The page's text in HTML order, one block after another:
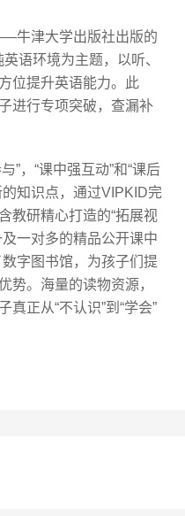
牛津大学出版社出版的
语环境为主题，以听、
位提升英语能力。此
进行专项突破，查漏补
”，“课中强互动”和“课后
知识点，通过VIPKID完
教研精心打造的“拓展视
一对多的精品公开课中
字图书馆，为孩子们提
势。海量的读物资源，
正从“不认识”到“学会”